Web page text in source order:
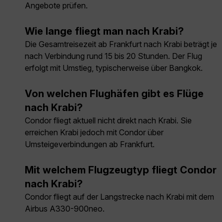
Angebote prüfen.
Wie lange fliegt man nach Krabi?
Die Gesamtreisezeit ab Frankfurt nach Krabi beträgt je
nach Verbindung rund 15 bis 20 Stunden. Der Flug
erfolgt mit Umstieg, typischerweise über Bangkok.
Von welchen Flughäfen gibt es Flüge
nach Krabi?
Condor fliegt aktuell nicht direkt nach Krabi. Sie
erreichen Krabi jedoch mit Condor über
Umsteigeverbindungen ab Frankfurt.
Mit welchem Flugzeugtyp fliegt Condor
nach Krabi?
Condor fliegt auf der Langstrecke nach Krabi mit dem
Airbus A330-900neo.